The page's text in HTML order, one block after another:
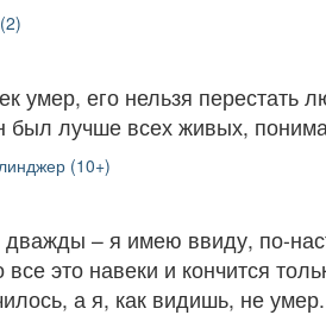
умер, его нельзя перестать
был лучше всех живых,
(10+)
– я имею ввиду, по-
это навеки и кончится
а я, как видишь, не умер.